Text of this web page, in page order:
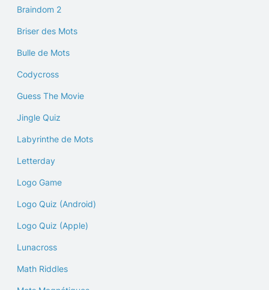
Braindom 2
Briser des Mots
Bulle de Mots
Codycross
Guess The Movie
Jingle Quiz
Labyrinthe de Mots
Letterday
Logo Game
Logo Quiz (Android)
Logo Quiz (Apple)
Lunacross
Math Riddles